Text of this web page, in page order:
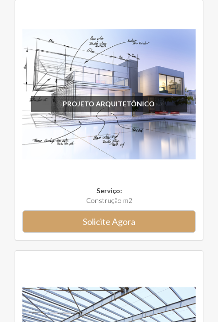
PROJETO ARQUITETÔNICO
Serviço:
Construção m2
Solicite Agora